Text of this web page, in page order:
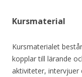
Kursmaterial
Kursmaterialet
kopplar till lärande
aktiviteter, intervjuer